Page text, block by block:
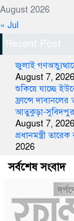
August 2026
« Jul
Recent Post
জুলাই
August 7, 2026
শুকিয়ে যাচ্ছে
ফ্রান্সে দাবানলের
আতুকুড়া-সুবিদপুর
August 7, 2026
প্রধানমন্ত্রী
2026
সর্বশেষ সংবাদ